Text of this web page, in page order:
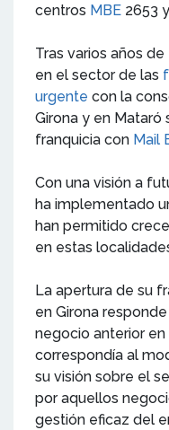
centros MBE 2653
Tras varios años
en el sector de las
urgente con la
Girona y en
franquicia con Mail
Con una visión a
ha implementado
han permitido
en estas
La apertura de su
en Girona
negocio anterior
correspondía al
su visión sobre el
por aquellos
gestión eficaz del